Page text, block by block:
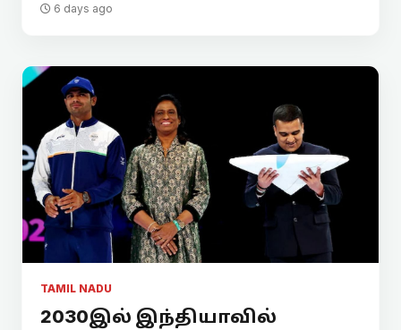
6 days ago
TAMIL NADU
2030இல் இந்தியாவில்